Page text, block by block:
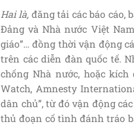
Hai là, đăng tải các báo cáo,
Đảng và Nhà nước Việt
giáo”… đồng thời vận động
trên các diễn đàn quốc tế.
chống Nhà nước, hoặc
Watch, Amnesty
dân chủ”, từ đó vận động
thủ đoạn cố tình đánh tráo